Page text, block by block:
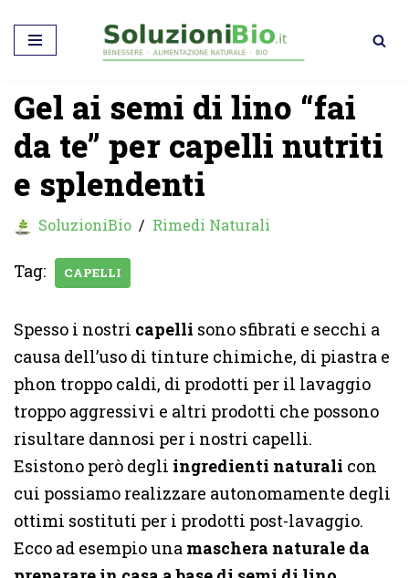
Vai
contenuto
Gel ai semi di lino “fai
da te” per capelli nutriti
e splendenti
SoluzioniBio Rimedi Naturali
Tag: CAPELLI
Spesso i nostri capelli sono sfibrati e secchi a
causa dell’uso di tinture chimiche, di piastra e
phon troppo caldi, di prodotti per il lavaggio
troppo aggressivi e altri prodotti che possono
risultare dannosi per i nostri capelli.
Esistono però degli ingredienti naturali con
cui possiamo realizzare autonomamente degli
ottimi sostituti per i prodotti post-lavaggio.
Ecco ad esempio una maschera naturale da